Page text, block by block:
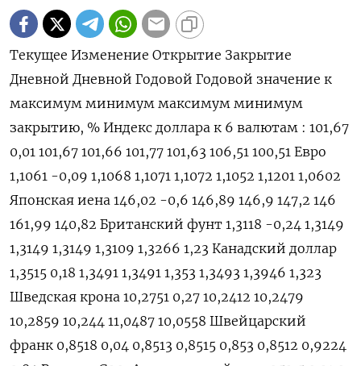
Текущее Изменение Открытие Закрытие Дневной Дневной Годовой Годовой значение к максимум минимум максимум минимум закрытию, % Индекс доллара к 6 валютам : 101,67 0,01 101,67 101,66 101,77 101,63 106,51 100,51 Евро 1,1061 -0,09 1,1068 1,1071 1,1072 1,1052 1,1201 1,0602 Японская иена 146,02 -0,6 146,89 146,9 147,2 146 161,99 140,82 Британский фунт 1,3118 -0,24 1,3149 1,3149 1,3149 1,3109 1,3266 1,23 Канадский доллар 1,3515 0,18 1,3491 1,3491 1,353 1,3493 1,3946 1,323 Шведская крона 10,2751 0,27 10,2412 10,2479 10,2859 10,244 11,0487 10,0558 Швейцарский франк 0,8518 0,04 0,8513 0,8515 0,853 0,8512 0,9224 0,84 Валюты G20: Аргентинский песо 952,5 0,21 0 952,5 0 0 952,5 810,65 Австралийский доллар 0,6739 -0,75 0,679 0,679 0,6792 0,6731 0,6839 0,635 Бразильский реал 5,6162 -0,03 5,6162 5,6177 5,6171 5,6145 5,8648 4,8314 Индийская рупия 83,95 0,08 83,914 83,88 83,955 83,919 84,1647 82,65 Индонезийская рупия 15 520 0 15 520 15 520 15 582 15 530 16 493 15 300 Китайский юань 7,1185 0,02 7,1188 7,117 7,1237 7,1174 7,2774 7,0851 Мексиканский песо 19,766 -0,23 19,82 19,812 19,8693 19,7717 20,043 16,2645 Российский рубль 89,4 -0,44 89,4955 89,7955 90,1455 89,32 96,3955 82,02 Саудовский риал 3,7526 0 3,7525 3,7525 3,7527 3,7506 3,7545 3,7483 Турецкая лира 33,929 0,14 33,88 33,8799 33,9615 33,8843 34,4059 29,567 Южнокорейская вона 1 340,02 0,19 1 337,48 1 337,48 1 344,28 1 336,67 1 400,15 1 291,17 Южноафриканский ранд 17,8874 0,35 17,8275 17,8252 17,9232 17,8197 19,3912 17,5974 Европа: Польский злотый 3,863 0,24 3,8537 3,8539 3,8705 3,8568 4,1235 3,8094 Чешская крона 22,63 0,16 22,594 22,594 22,649 22,621 23,883 22,308 Венгерский форинт 354,93 0,11 354,55 354,55 355,43 354,63 373,51 343,35 Норвежская крона 10,6116 0,28 10,576 10,582 10,6321 10,5783 11,1381 10,1432